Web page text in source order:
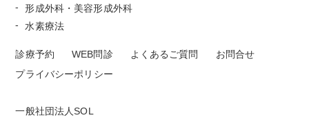
形成外科・美容形成外科
水素療法
診療予約 WEB問診 よくあるご質問
お問合せ
プライバシーポリシー
一般社団法人SOL